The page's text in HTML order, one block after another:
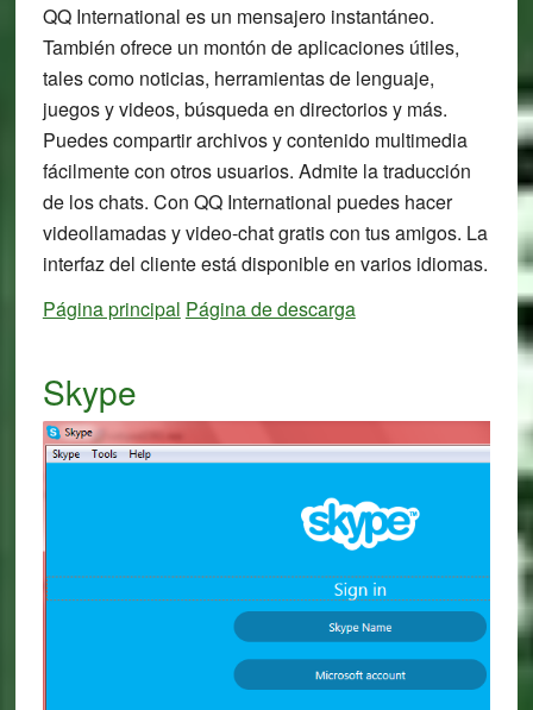
QQ International es un mensajero instantáneo.
También ofrece un montón de aplicaciones útiles,
tales como noticias, herramientas de lenguaje,
juegos y videos, búsqueda en directorios y más.
Puedes compartir archivos y contenido multimedia
fácilmente con otros usuarios. Admite la traducción
de los chats. Con QQ International puedes hacer
videollamadas y video-chat gratis con tus amigos. La
interfaz del cliente está disponible en varios idiomas.
Página principal Página de descarga
Skype